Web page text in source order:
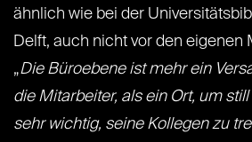
ähnlich wie bei der
Delft, auch nicht vor den eigenen
„Die Büroebene ist mehr ein
die Mitarbeiter, als ein Ort, um
sehr wichtig, seine Kollegen zu